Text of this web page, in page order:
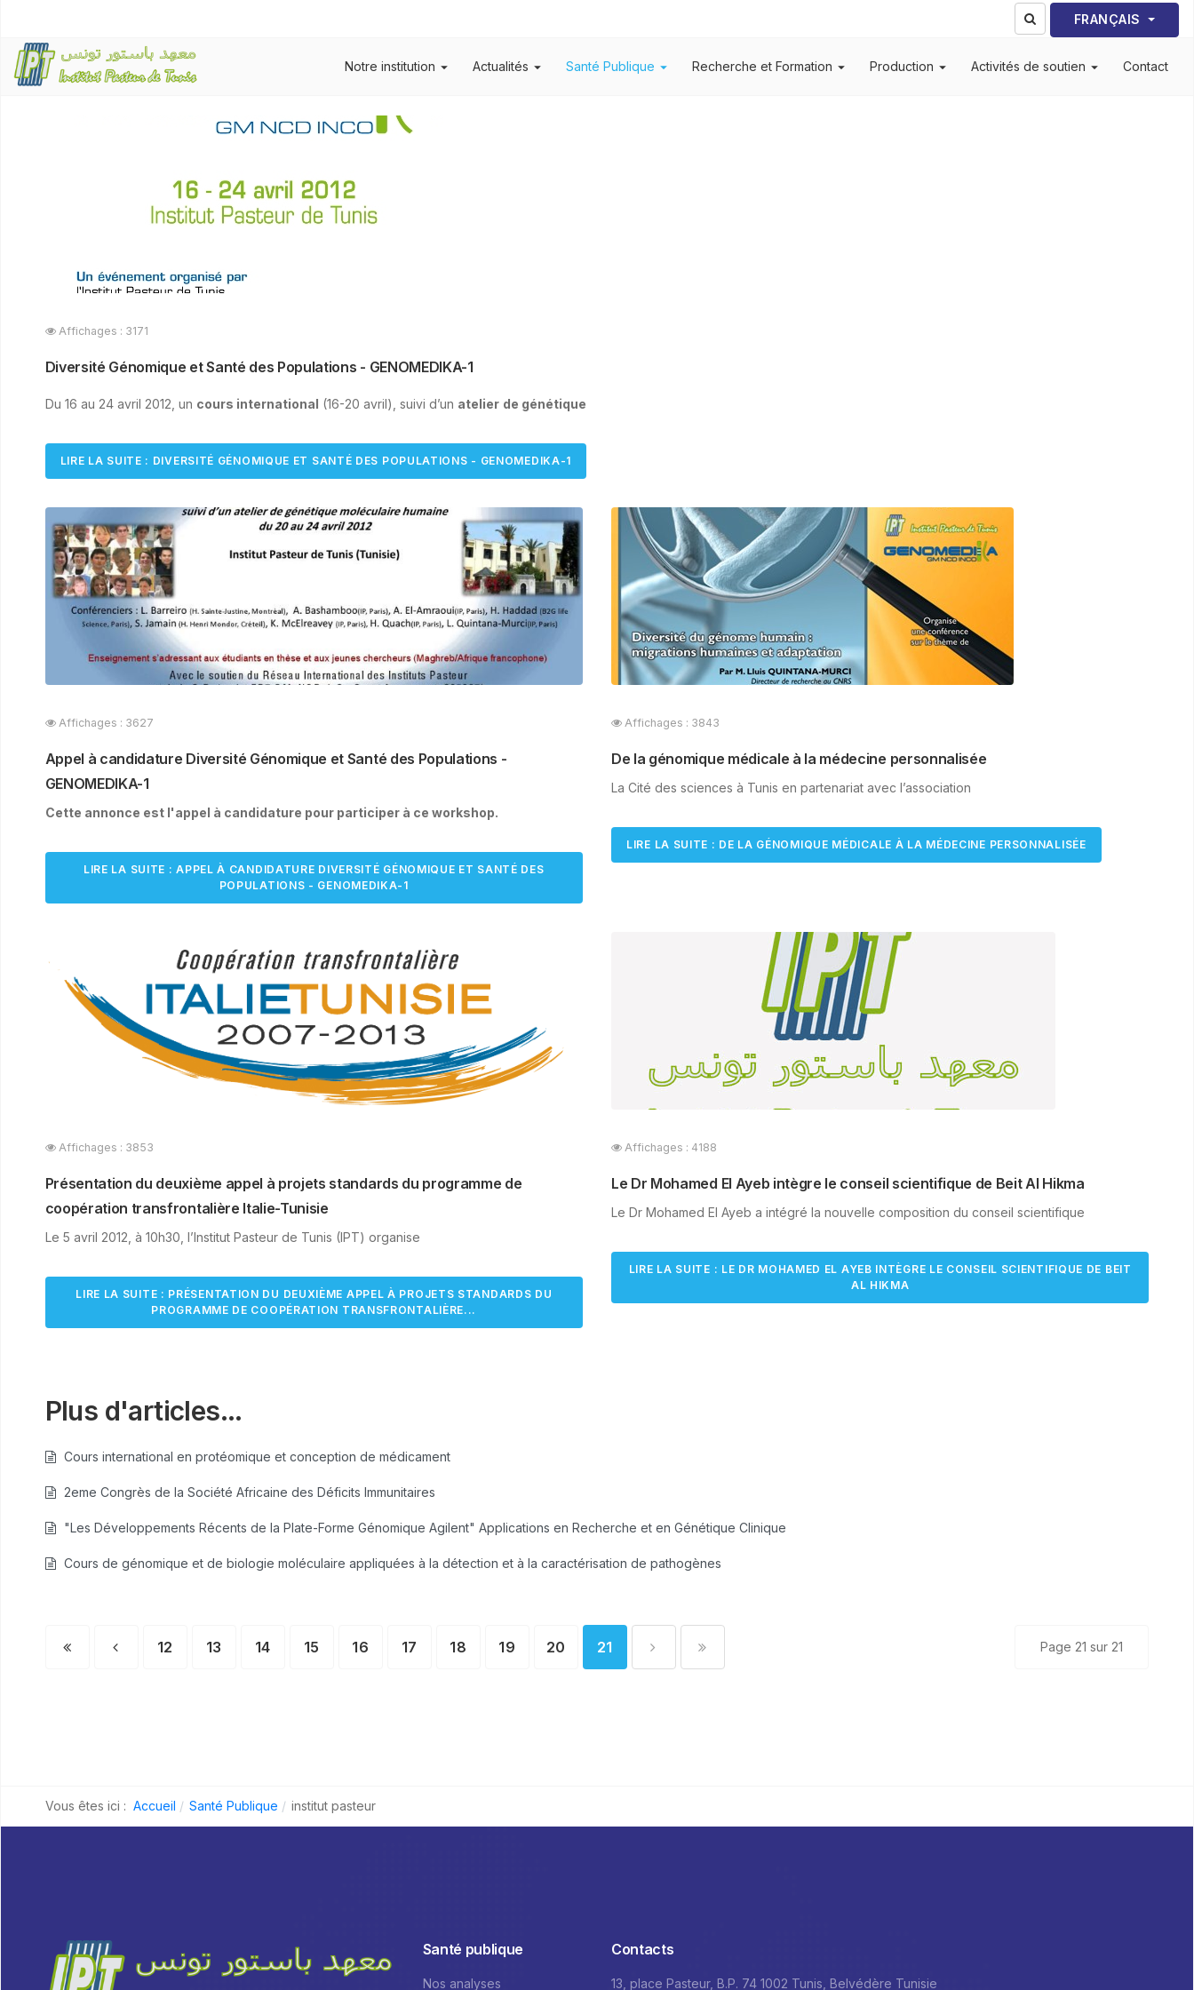
Sélectionnez votre
FRANÇAIS
Notre institution Actualités Santé Publique Recherche et Formation Production Activités de soutien Contact
Affichages : 3171
Diversité Génomique et Santé des Populations - GENOMEDIKA-1
Du 16 au 24 avril 2012, un cours international (16-20 avril), suivi d’un atelier de génétique
LIRE LA SUITE : DIVERSITÉ GÉNOMIQUE ET SANTÉ DES POPULATIONS - GENOMEDIKA-1
Affichages : 3627
Appel à candidature Diversité Génomique et Santé des Populations -
GENOMEDIKA-1
Cette annonce est l'appel à candidature pour participer à ce workshop.
LIRE LA SUITE : APPEL À CANDIDATURE DIVERSITÉ GÉNOMIQUE ET SANTÉ DES
POPULATIONS - GENOMEDIKA-1
Affichages : 3843
De la génomique médicale à la médecine personnalisée
La Cité des sciences à Tunis en partenariat avec l’association
LIRE LA SUITE : DE LA GÉNOMIQUE MÉDICALE À LA MÉDECINE PERSONNALISÉE
Affichages : 3853
Présentation du deuxième appel à projets standards du programme de
coopération transfrontalière Italie-Tunisie
Le 5 avril 2012, à 10h30, l’Institut Pasteur de Tunis (IPT) organise
LIRE LA SUITE : PRÉSENTATION DU DEUXIÈME APPEL À PROJETS STANDARDS DU
PROGRAMME DE COOPÉRATION TRANSFRONTALIÈRE...
Affichages : 4188
Le Dr Mohamed El Ayeb intègre le conseil scientifique de Beit Al Hikma
Le Dr Mohamed El Ayeb a intégré la nouvelle composition du conseil scientifique
LIRE LA SUITE : LE DR MOHAMED EL AYEB INTÈGRE LE CONSEIL SCIENTIFIQUE DE BEIT
AL HIKMA
Plus d'articles...
Cours international en protéomique et conception de médicament
2eme Congrès de la Société Africaine des Déficits Immunitaires
"Les Développements Récents de la Plate-Forme Génomique Agilent" Applications en Recherche et en Génétique Clinique
Cours de génomique et de biologie moléculaire appliquées à la détection et à la caractérisation de pathogènes
Page 21 sur 21
12 13 14 15 16 17 18 19 20 21
Vous êtes ici : Accueil Santé Publique institut pasteur
Santé publique
Nos analyses
Contacts
13, place Pasteur, B.P. 74 1002 Tunis, Belvédère Tunisie